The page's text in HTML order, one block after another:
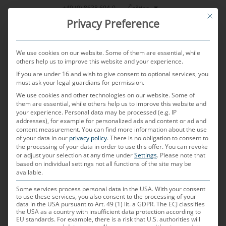
Přeskočit
+49 (0) 8638 604-0 Čeština
MENU
PUBLIKOVÁNO DNE26. 6. 2025 AUTOREMJOHANNES TRAE
Díky digitálním vývojovým
metodám se datové kabely
pro automobily dostávají na
trh rychleji než kdy dříve
This
Privacy Preference
We use cookies on our website. Some of them are essential, while
others help us to improve this website and your experience.
If you are under 16 and wish to give consent to optional services, you
must ask your legal guardians for permission.
We use cookies and other technologies on our website. Some of
them are essential, while others help us to improve this website and
your experience. Personal data may be processed (e.g. IP
addresses), for example for personalized ads and content or ad and
content measurement.You can find more information about the use
of your data in our privacy policy.There is no obligation to consent to
the processing of your data in order to use this offer.You can revoke
or adjust your selection at any time underSettings. Please note that
based on individual settings not all functions of the site may be
available.
Some services process personal data in the USA. With your consent
to use these services, you also consent to the processing of your
data in the USA pursuant to Art. 49 (1) lit. a GDPR. The ECJ classifies
the USA as a country with insufficient data protection according to
EU standards. For example, there is a risk that U.S. authorities will